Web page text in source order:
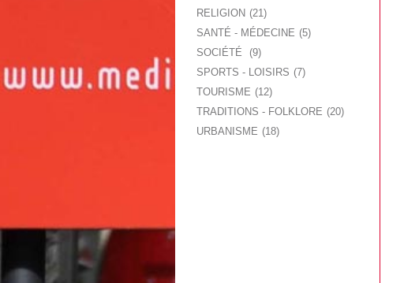
RELIGION
21
SANTÉ - MÉDECINE
5
SOCIÉTÉ
9
SPORTS - LOISIRS
7
TOURISME
12
TRADITIONS - FOLKLORE
20
URBANISME
18